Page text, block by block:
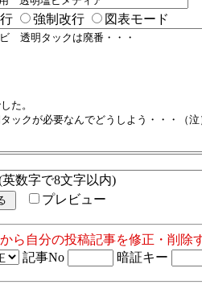
強制改行 図表モード
英数字で8文字以内)
プレビュー
ら自分の投稿記事を修正・削除
記事No 暗証キー